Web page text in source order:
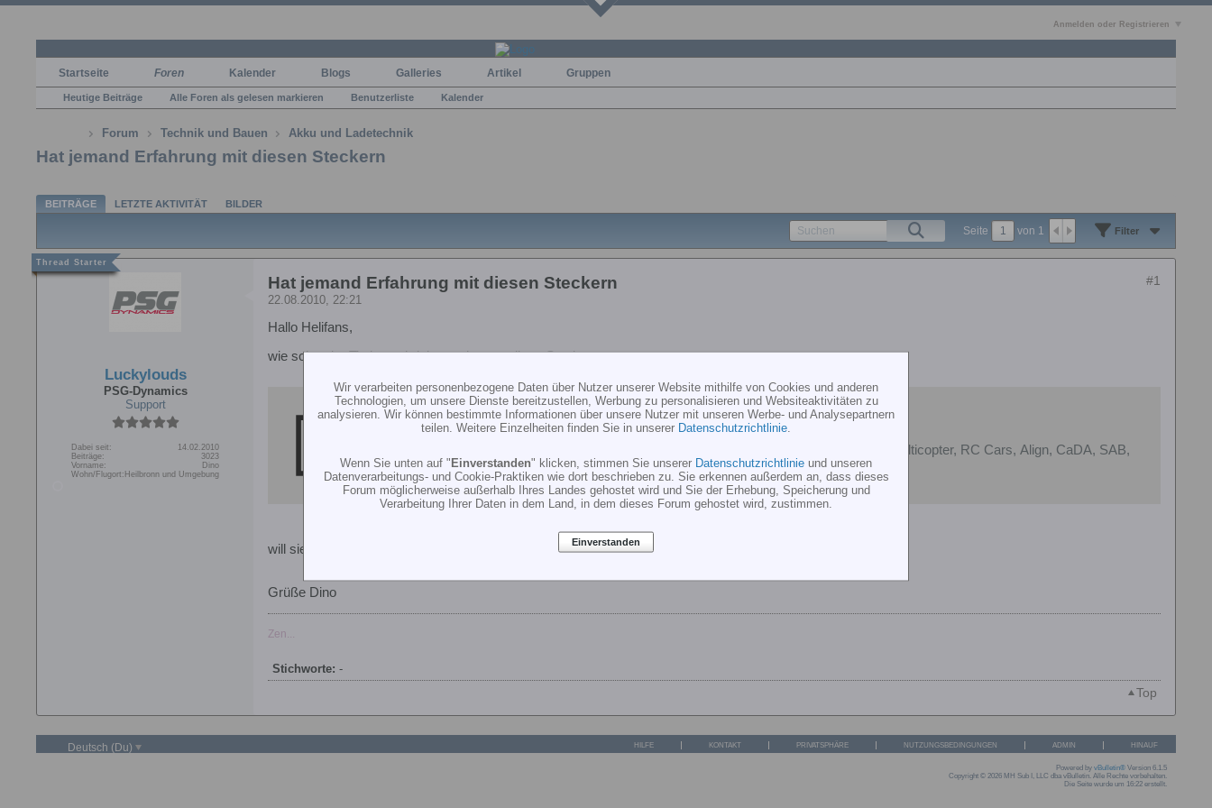
Anmelden oder Registrieren
Startseite Foren Kalender Blogs Galleries Artikel Gruppen
Heutige Beiträge Alle Foren als gelesen markieren Benutzerliste Kalender
Forum Technik und Bauen Akku und Ladetechnik
Hat jemand Erfahrung mit diesen Steckern
BEITRÄGE LETZTE AKTIVITÄT BILDER
Seite von 1 Filter
Luckylouds
PSG-Dynamics
Support
Dabei seit:
14.02.2010
Beiträge:
3023
Vorname:
Dino
Wohn/Flugort: Heilbronn und Umgebung
#1
Hat jemand Erfahrung mit diesen Steckern
22.08.2010, 22:21
Hallo Helifans,
wie schon im Titel geschrieben gehts um diese Stecker.
Ihr RC Modellbau Shop - freakware
https://www.freakware.de/shop/artikeldetails.php?show_artikel=22682
Ihr Shop für RC Modellbau, Klemmbausteine, Helikopter, Flächenmodelle, Quadcopter, Multicopter, RC Cars, Align, CaDA, SAB,
Shape, LiPolar, RC-Ware und vieles mehr...
will sie fürn 600HV nehmen
Grüße Dino
Zen...
Stichworte: -
Top
Deutsch (Du) HILFE KONTAKT PRIVATSPHÄRE NUTZUNGSBEDINGUNGEN ADMIN HINAUF
Powered by vBulletin® Version 6.1.5
Copyright © 2026 MH Sub I, LLC dba vBulletin. Alle Rechte vorbehalten.
Die Seite wurde um 16:22 erstellt.
Wir verarbeiten personenbezogene Daten über Nutzer unserer Website mithilfe von Cookies und anderen
Technologien, um unsere Dienste bereitzustellen, Werbung zu personalisieren und Websiteaktivitäten zu
analysieren. Wir können bestimmte Informationen über unsere Nutzer mit unseren Werbe- und Analysepartnern
teilen. Weitere Einzelheiten finden Sie in unserer Datenschutzrichtlinie
Wenn Sie unten auf "Einverstanden" klicken, stimmen Sie unserer Datenschutzrichtlinie und unseren
Datenverarbeitungs- und Cookie-Praktiken wie dort beschrieben zu. Sie erkennen außerdem an, dass dieses
Forum möglicherweise außerhalb Ihres Landes gehostet wird und Sie der Erhebung, Speicherung und
Verarbeitung Ihrer Daten in dem Land, in dem dieses Forum gehostet wird, zustimmen.
Einverstanden